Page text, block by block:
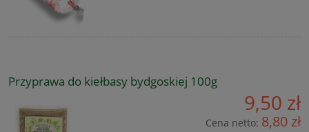
Przyprawa do kiełbasy bydgoskiej 100g
9,50 zł
Cena netto: 8,80 zł